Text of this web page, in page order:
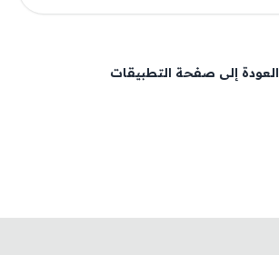
العودة إلى صفحة التطبيقات